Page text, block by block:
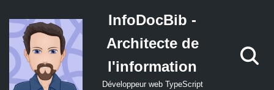
Aller
au
contenu
InfoDocBib -
Architecte de
l'information
Développeur web TypeScript